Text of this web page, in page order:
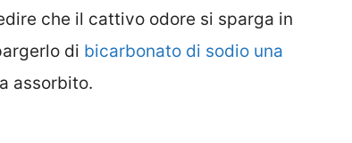
che il cattivo odore si sparga in
di bicarbonato di sodio una
assorbito.